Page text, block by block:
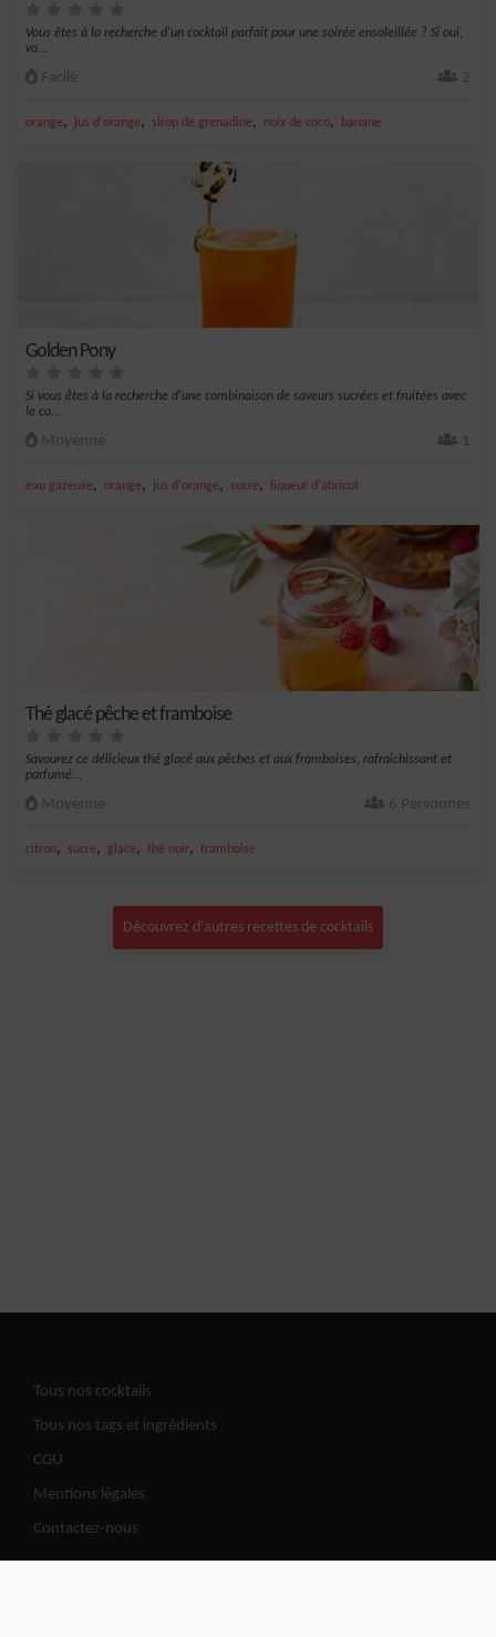
Vous êtes à la recherche d'un cocktail parfait pour une soirée ensoleillée ? Si oui,
vo...
Facile 2
orange, jus d'orange, sirop de grenadine, noix de coco, banane
Golden Pony
Si vous êtes à la recherche d'une combinaison de saveurs sucrées et fruitées avec
le co...
Moyenne 1
eau gazeuse, orange, jus d'orange, sucre, liqueur d'abricot
Thé glacé pêche et framboise
Savourez ce délicieux thé glacé aux pêches et aux framboises, rafraîchissant et
parfumé...
Moyenne 6 Personnes
citron, sucre, glace, thé noir, framboise
Découvrez d'autres recettes de cocktails
Tous nos cocktails
Tous nos tags et ingrédients
CGU
Mentions légales
Contactez-nous